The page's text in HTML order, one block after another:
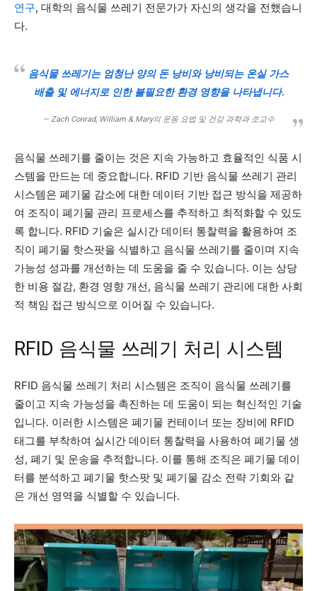
연구, 대학의 음식물 쓰레기 전문가가 자신의 생각을 전했습니
다.
음식물 쓰레기는 엄청난 양의 돈 낭비와 낭비되는 온실 가스
배출 및 에너지로 인한 불필요한 환경 영향을 나타냅니다.
— Zach Conrad, William & Mary의 운동 요법 및 건강 과학과 조교수
음식물 쓰레기를 줄이는 것은 지속 가능하고 효율적인 식품 시
스템을 만드는 데 중요합니다. RFID 기반 음식물 쓰레기 관리
시스템은 폐기물 감소에 대한 데이터 기반 접근 방식을 제공하
여 조직이 폐기물 관리 프로세스를 추적하고 최적화할 수 있도
록 합니다. RFID 기술은 실시간 데이터 통찰력을 활용하여 조
직이 폐기물 핫스팟을 식별하고 음식물 쓰레기를 줄이며 지속
가능성 성과를 개선하는 데 도움을 줄 수 있습니다. 이는 상당
한 비용 절감, 환경 영향 개선, 음식물 쓰레기 관리에 대한 사회
적 책임 접근 방식으로 이어질 수 있습니다.
RFID 음식물 쓰레기 처리 시스템
RFID 음식물 쓰레기 처리 시스템은 조직이 음식물 쓰레기를
줄이고 지속 가능성을 촉진하는 데 도움이 되는 혁신적인 기술
입니다. 이러한 시스템은 폐기물 컨테이너 또는 장비에 RFID
태그를 부착하여 실시간 데이터 통찰력을 사용하여 폐기물 생
성, 폐기 및 운송을 추적합니다. 이를 통해 조직은 폐기물 데이
터를 분석하고 폐기물 핫스팟 및 폐기물 감소 전략 기회와 같
은 개선 영역을 식별할 수 있습니다.